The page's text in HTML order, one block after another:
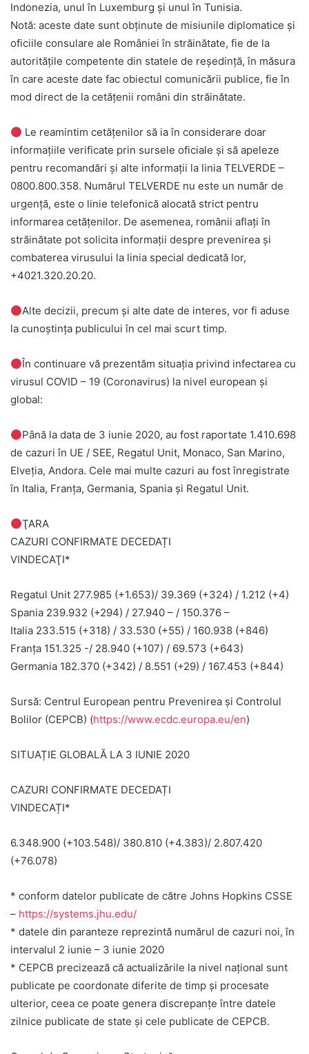
Indonezia, unul în Luxemburg și unul în Tunisia.
Notă: aceste date sunt obținute de misiunile diplomatice și
oficiile consulare ale României în străinătate, fie de la
autoritățile competente din statele de reședință, în măsura
în care aceste date fac obiectul comunicării publice, fie în
mod direct de la cetățenii români din străinătate.
Le reamintim cetățenilor să ia în considerare doar
informațiile verificate prin sursele oficiale și să apeleze
pentru recomandări și alte informații la linia TELVERDE –
0800.800.358. Numărul TELVERDE nu este un număr de
urgență, este o linie telefonică alocată strict pentru
informarea cetățenilor. De asemenea, românii aflați în
străinătate pot solicita informații despre prevenirea și
combaterea virusului la linia special dedicată lor,
+4021.320.20.20.
Alte decizii, precum și alte date de interes, vor fi aduse
la cunoștința publicului în cel mai scurt timp.
În continuare vă prezentăm situația privind infectarea cu
virusul COVID – 19 (Coronavirus) la nivel european și
global:
Până la data de 3 iunie 2020, au fost raportate 1.410.698
de cazuri în UE / SEE, Regatul Unit, Monaco, San Marino,
Elveția, Andora. Cele mai multe cazuri au fost înregistrate
în Italia, Franţa, Germania, Spania și Regatul Unit.
ŢARA
CAZURI CONFIRMATE DECEDAȚI
VINDECAŢI*
Regatul Unit 277.985 (+1.653)/ 39.369 (+324) / 1.212 (+4)
Spania 239.932 (+294) / 27.940 – / 150.376 –
Italia 233.515 (+318) / 33.530 (+55) / 160.938 (+846)
Franţa 151.325 -/ 28.940 (+107) / 69.573 (+643)
Germania 182.370 (+342) / 8.551 (+29) / 167.453 (+844)
Sursă: Centrul European pentru Prevenirea și Controlul
Bolilor (CEPCB) (https://www.ecdc.europa.eu/en)
SITUAȚIE GLOBALĂ LA 3 IUNIE 2020
CAZURI CONFIRMATE DECEDAȚI
VINDECAȚI*
6.348.900 (+103.548)/ 380.810 (+4.383)/ 2.807.420
(+76.078)
* conform datelor publicate de către Johns Hopkins CSSE
– https://systems.jhu.edu/
* datele din paranteze reprezintă numărul de cazuri noi, în
intervalul 2 iunie – 3 iunie 2020
* CEPCB precizează că actualizările la nivel național sunt
publicate pe coordonate diferite de timp și procesate
ulterior, ceea ce poate genera discrepanțe între datele
zilnice publicate de state și cele publicate de CEPCB.